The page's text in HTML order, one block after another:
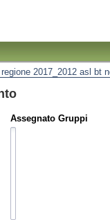
2017_2012 asl bt
Assegnato Gruppi